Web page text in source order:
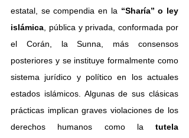
estatal, se compendia en la “Sharía” o ley
islámica , pública y privada, conformada por
el Corán, la Sunna, más consensos
posteriores y se instituye formalmente como
sistema jurídico y político en los actuales
estados islámicos. Algunas de sus clásicas
prácticas implican graves violaciones de los
derechos humanos como la tutela